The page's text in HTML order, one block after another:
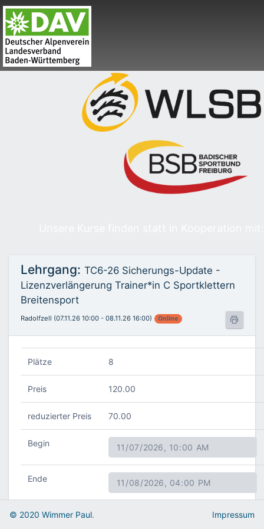
Lehrgang: TC6-26 Sicherungs-Update -
Lizenzverlängerung Trainer*in C Sportklettern
Breitensport
Radolfzell (07.11.26 10:00 - 08.11.26 16:00) Online
Plätze 8
Preis 120.00
reduzierter Preis 70.00
Begin
Ende
Titel
© 2020 Wimmer Paul. Impressum